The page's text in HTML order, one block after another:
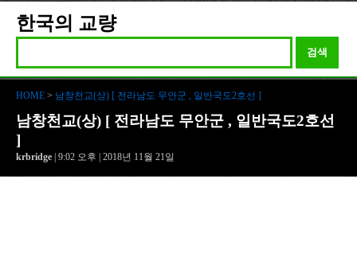
한국의 교량
검색
HOME > 남창천교(상) [ 전라남도 무안군 , 일반국도2호선 ]
남창천교(상) [ 전라남도 무안군 , 일반국도2호선
]
krbridge | 9:02 오후 | 2018년 11월 21일